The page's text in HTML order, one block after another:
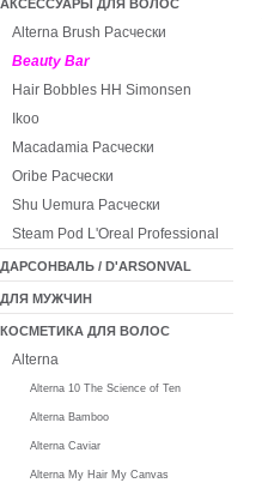
АКСЕССУАРЫ ДЛЯ ВОЛОС
Alterna Brush Расчески
Beauty Bar
Hair Bobbles HH Simonsen
Ikoo
Macadamia Расчески
Oribe Расчески
Shu Uemura Расчески
Steam Pod L'Oreal Professional
ДАРСОНВАЛЬ / D'ARSONVAL
ДЛЯ МУЖЧИН
КОСМЕТИКА ДЛЯ ВОЛОС
Alterna
Alterna 10 The Science of Ten
Alterna Bamboo
Alterna Caviar
Alterna My Hair My Canvas